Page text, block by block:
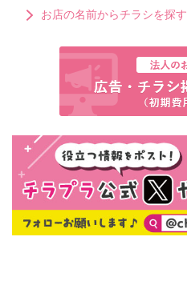
お店の名前からチラシを探す